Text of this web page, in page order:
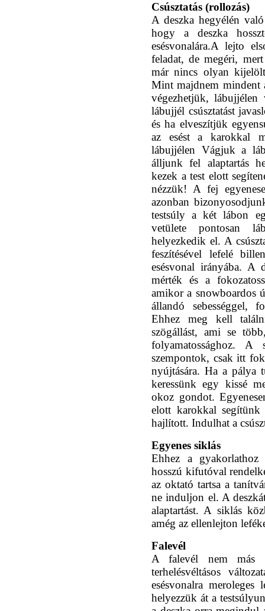
Csúsztatás (rollozás)
A deszka hegyélén
hogy a deszka
esésvonalára.A lejto
feladat, de megéri,
már nincs olyan
Mint majdnem mindent
végezhetjük,
lábujjél csúsztatást
és ha elveszítjük
az esést a karokkal
lábujjélen Vágjuk a
álljunk fel alaptartás
kezek a test elott
nézzük! A fej
azonban
testsúly a két lábon
vetülete pontosan
helyezkedik el. A
feszítésével lefelé
esésvonal irányába. A
mérték és a
amikor a snowboardos
állandó sebességgel,
Ehhez meg kell
szögállást, ami se
folyamatossághoz. A
szempontok, csak itt
nyújtására. Ha a pálya
keressünk egy kissé
okoz gondot.
elott karokkal segítünk
hajlított. Indulhat a
Egyenes siklás
Ehhez a gyakorlathoz
hosszú kifutóval
az oktató tartsa a
ne induljon el. A
alaptartást. A siklás
amég az ellenlejton
Falevél
A falevél nem más
terhelésvéltásos
esésvonalra
helyezzük át a